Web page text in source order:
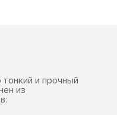
тонкий и прочный
из